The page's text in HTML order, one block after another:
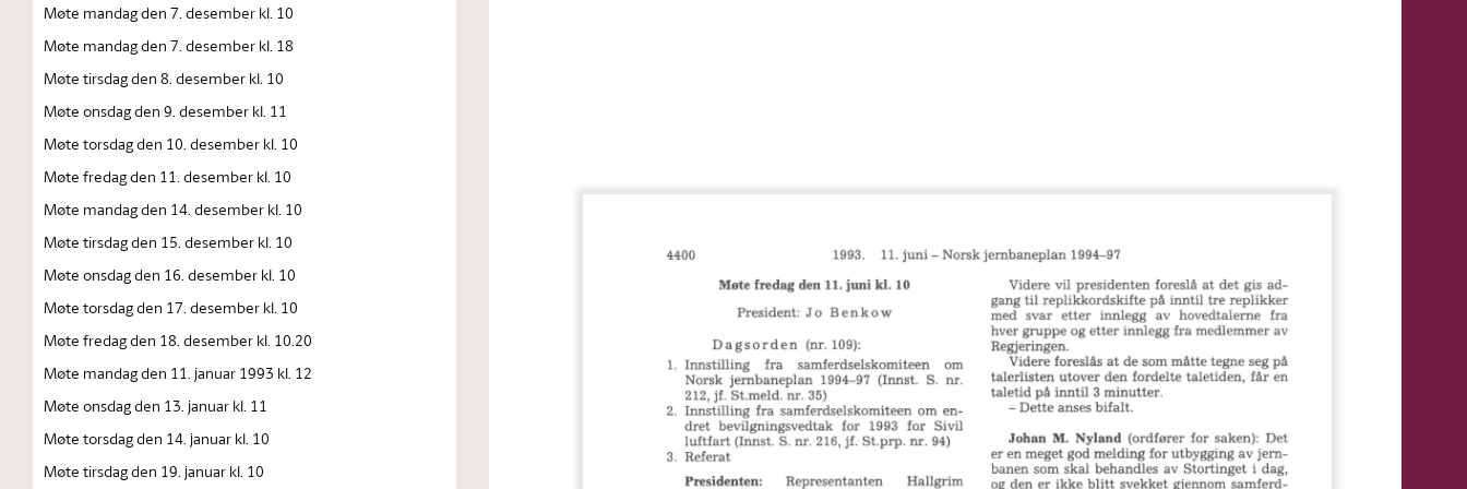
Møte mandag den 7. desember kl. 10
Møte mandag den 7. desember kl. 18
Møte tirsdag den 8. desember kl. 10
Møte onsdag den 9. desember kl. 11
Møte torsdag den 10. desember kl. 10
Møte fredag den 11. desember kl. 10
Møte mandag den 14. desember kl. 10
Møte tirsdag den 15. desember kl. 10
Møte onsdag den 16. desember kl. 10
Møte torsdag den 17. desember kl. 10
Møte fredag den 18. desember kl. 10.20
Møte mandag den 11. januar 1993 kl. 12
Møte onsdag den 13. januar kl. 11
Møte torsdag den 14. januar kl. 10
Møte tirsdag den 19. januar kl. 10